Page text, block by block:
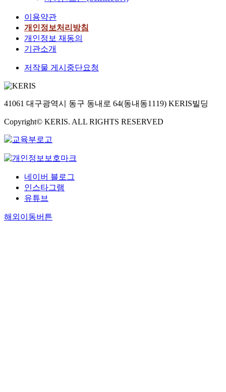
이용약관
개인정보처리방침
개인정보 재동의
기관소개
저작물 게시중단요청
41061 대구광역시 동구 동내로 64(동내동1119) KERIS빌딩
Copyright© KERIS. ALL RIGHTS RESERVED
네이버 블로그
인스타그램
유튜브
해외이동버튼